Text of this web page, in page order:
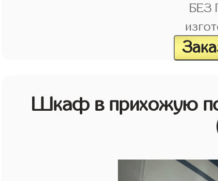
БЕЗ
Шкаф в прихожую по